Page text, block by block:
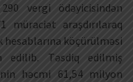
vergi ödəyicisindən
araşdırılaraq
köçürülməsi
edilib. Təsdiq edilmiş
həcmi 61,54 milyon